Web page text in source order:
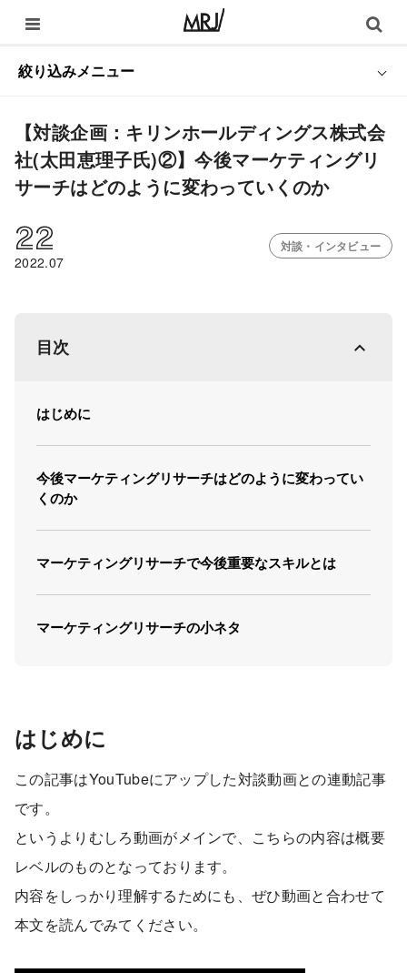
絞り込みメニュー
【対談企画：キリンホールディングス株式会
社(太田恵理子氏)②】今後マーケティングリ
サーチはどのように変わっていくのか
22
2022.07
対談・インタビュー
目次
はじめに
今後マーケティングリサーチはどのように変わってい
くのか
マーケティングリサーチで今後重要なスキルとは
マーケティングリサーチの小ネタ
はじめに
この記事はYouTubeにアップした対談動画との連動記事
です。
というよりむしろ動画がメインで、こちらの内容は概要
レベルのものとなっております。
内容をしっかり理解するためにも、ぜひ動画と合わせて
本文を読んでみてください。